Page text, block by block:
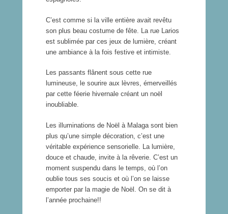
C’est comme si la ville entière avait revêtu
son plus beau costume de fête. La rue Larios
est sublimée par ces jeux de lumière, créant
une ambiance à la fois festive et intimiste.
Les passants flânent sous cette rue
lumineuse, le sourire aux lèvres, émerveillés
par cette féerie hivernale créant un noël
inoubliable.
Les illuminations de Noël à Malaga sont bien
plus qu’une simple décoration, c’est une
véritable expérience sensorielle. La lumière,
douce et chaude, invite à la rêverie. C’est un
moment suspendu dans le temps, où l’on
oublie tous ses soucis et où l’on se laisse
emporter par la magie de Noël. On se dit à
l’année prochaine!!